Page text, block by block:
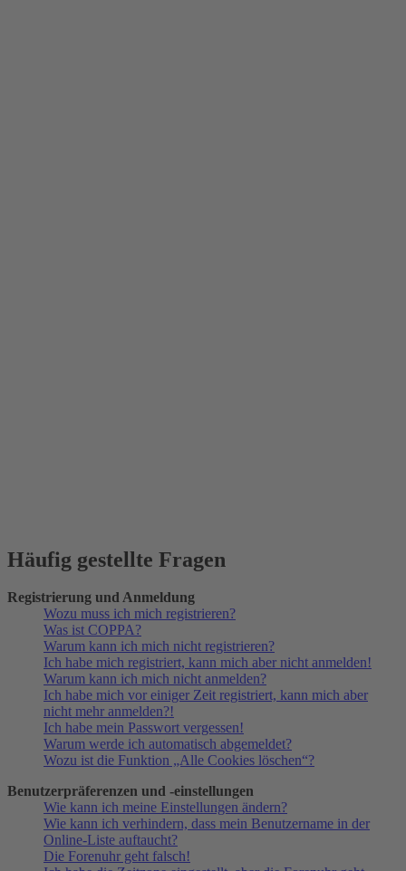
Häufig gestellte Fragen
Registrierung und Anmeldung
Wozu muss ich mich registrieren?
Was ist COPPA?
Warum kann ich mich nicht registrieren?
Ich habe mich registriert, kann mich aber nicht anmelden!
Warum kann ich mich nicht anmelden?
Ich habe mich vor einiger Zeit registriert, kann mich aber
nicht mehr anmelden?!
Ich habe mein Passwort vergessen!
Warum werde ich automatisch abgemeldet?
Wozu ist die Funktion „Alle Cookies löschen“?
Benutzerpräferenzen und -einstellungen
Wie kann ich meine Einstellungen ändern?
Wie kann ich verhindern, dass mein Benutzername in der
Online-Liste auftaucht?
Die Forenuhr geht falsch!